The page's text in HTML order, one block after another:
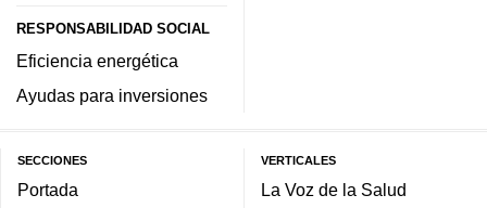
RESPONSABILIDAD SOCIAL
Eficiencia energética
Ayudas para inversiones
SECCIONES
Portada
VERTICALES
La Voz de la Salud